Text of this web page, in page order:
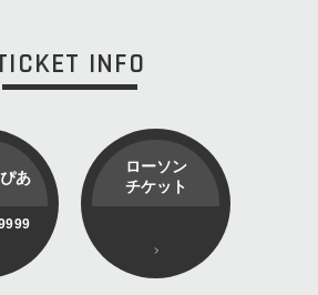
INFO
あ
ローソン
チケット